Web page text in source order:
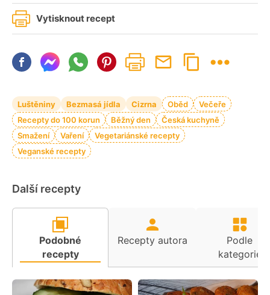
Vytisknout recept
Luštěniny Bezmasá jídla Cizrna Oběd
Večeře
Recepty do 100 korun
Běžný den
Česká kuchyně
Smažení
Vaření
Vegetariánské recepty
Veganské recepty
Další recepty
Podobné
recepty
Recepty autora
Podle
kategorie